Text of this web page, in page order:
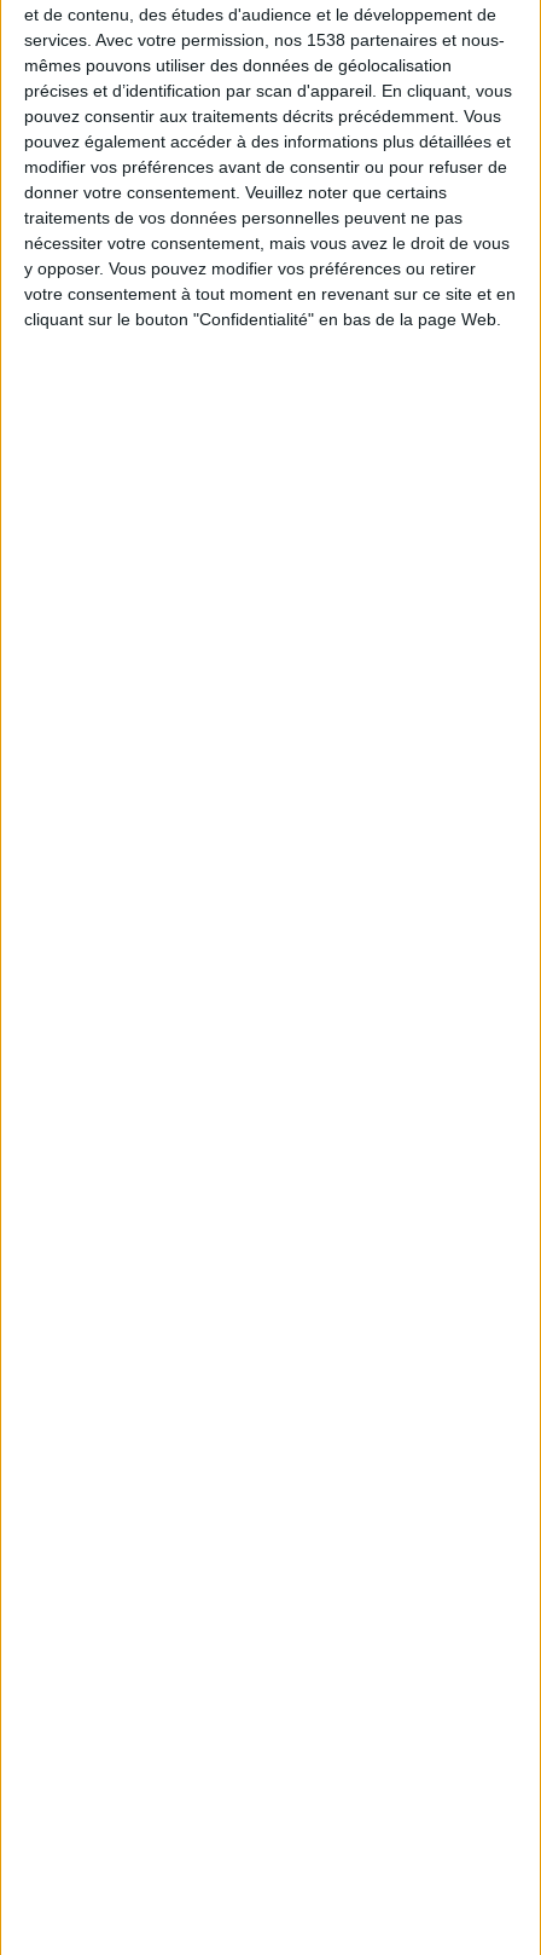
et de contenu, des études d'audience et le développement de
services. Avec votre permission, nos 1538 partenaires et nous-
mêmes pouvons utiliser des données de géolocalisation
précises et d’identification par scan d'appareil. En cliquant, vous
pouvez consentir aux traitements décrits précédemment. Vous
pouvez également accéder à des informations plus détaillées et
modifier vos préférences avant de consentir ou pour refuser de
donner votre consentement. Veuillez noter que certains
traitements de vos données personnelles peuvent ne pas
nécessiter votre consentement, mais vous avez le droit de vous
y opposer. Vous pouvez modifier vos préférences ou retirer
votre consentement à tout moment en revenant sur ce site et en
cliquant sur le bouton "Confidentialité" en bas de la page Web.
Bas du Corps en Feu : 30 min Cardio + Renfo
Muscu | GymWaouw 8H avec Léa du
03/09/2025